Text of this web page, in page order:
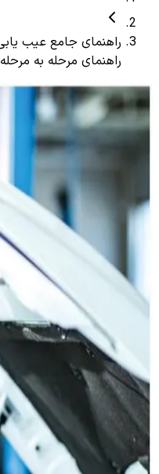
راهنمای مرحله به مرحله